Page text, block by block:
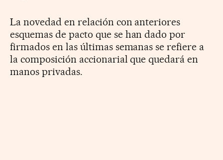
La novedad en relación con anteriores
esquemas de pacto que se han dado por
firmados en las últimas semanas se refiere a
la composición accionarial que quedará en
manos privadas.